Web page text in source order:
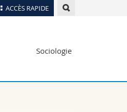
ACCÈS RAPIDE
Sociologie